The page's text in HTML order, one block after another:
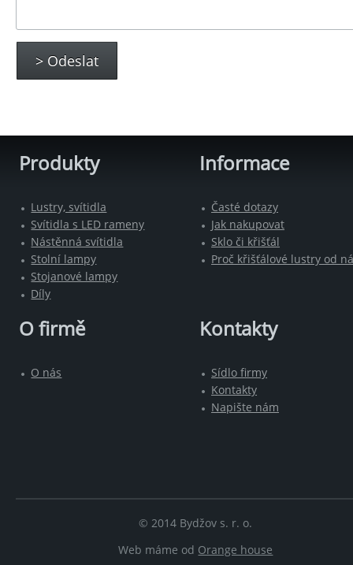
> Odeslat
Produkty
Lustry, svítidla
Svítidla s LED rameny
Nástěnná svítidla
Stolní lampy
Stojanové lampy
Díly
Informace
Časté dotazy
Jak nakupovat
Sklo či křišťál
Proč křišťálové lustry od
O firmě
O nás
Kontakty
Sídlo firmy
Kontakty
Napište nám
© 2014 Bydžov s. r. o.
Web máme od Orange house